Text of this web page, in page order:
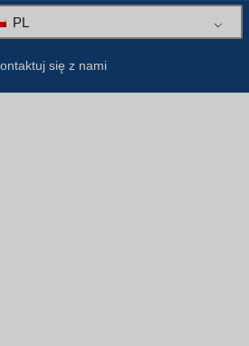
PL
się z nami